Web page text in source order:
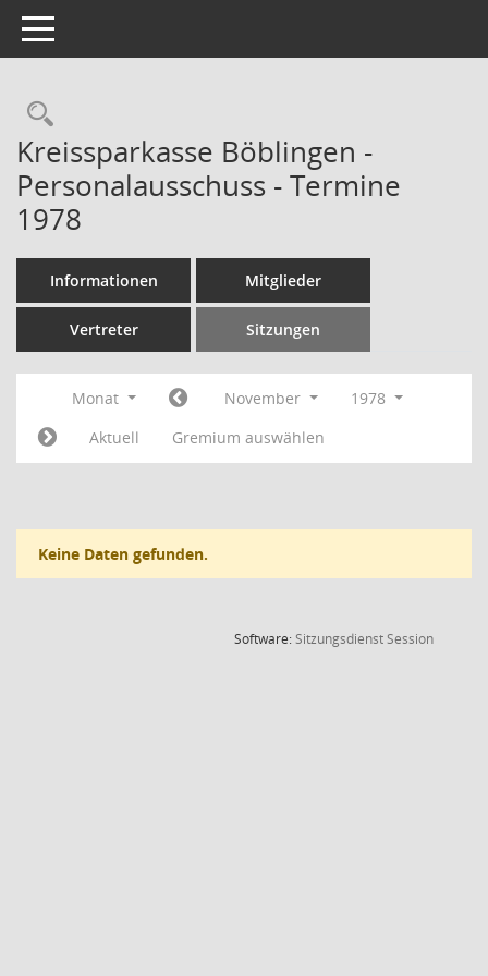
Toggle navigation
Rechercheauswahl
Kreissparkasse Böblingen -
Personalausschuss - Termine
1978
Informationen Mitglieder
Vertreter Sitzungen
Monat November
1978
Aktuell
Gremium auswählen
Keine Daten gefunden.
Software:SitzungsdienstSession(Wird in